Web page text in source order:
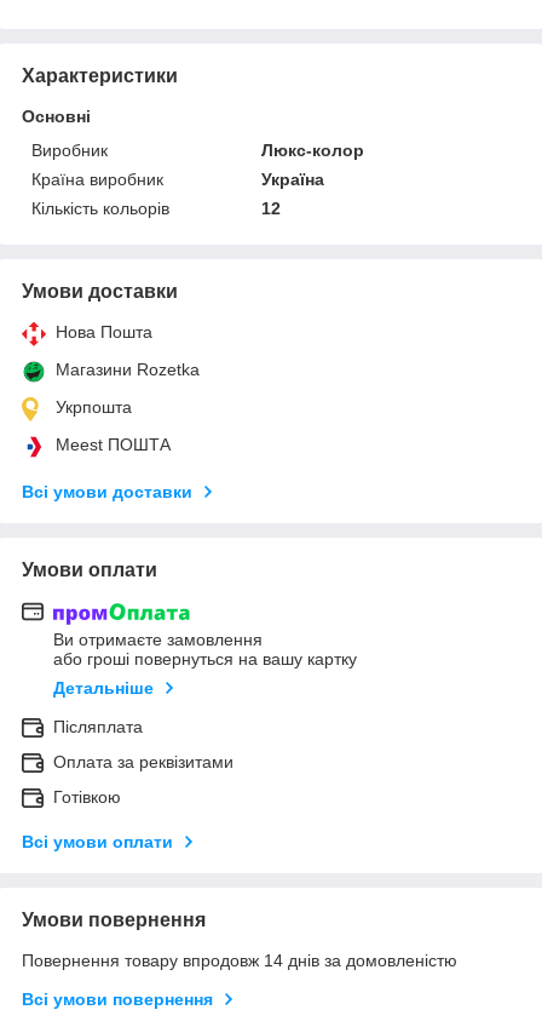
Характеристики
Основні
Виробник
Люкс-колор
Країна виробник
Україна
Кількість кольорів
12
Умови доставки
Нова Пошта
Магазини Rozetka
Укрпошта
Meest ПОШТА
Всі умови доставки
Умови оплати
Ви отримаєте замовлення
або гроші повернуться на вашу картку
Детальніше
Післяплата
Оплата за реквізитами
Готівкою
Всі умови оплати
Умови повернення
Повернення товару впродовж 14 днів за домовленістю
Всі умови повернення